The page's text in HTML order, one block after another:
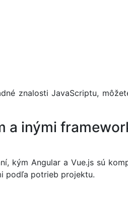
znalosti JavaScriptu,
a inými
kým Angular a Vue.js sú
podľa potrieb projektu.